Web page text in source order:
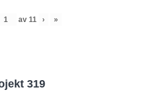
av 11 › »
319